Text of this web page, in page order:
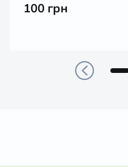
100 грн